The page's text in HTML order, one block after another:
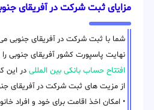
مزایای ثبت شرکت در آفریقای
شما با ثبت شرکت در آفریقای جنوبی
نهایت پاسپورت کشور آفریقای جنوبی
افتتاح حساب بانکی بین المللی در این
از مزیت های ثبت شرکت در آفریقای
• امکان اخذ اقامت برای خود و افراد